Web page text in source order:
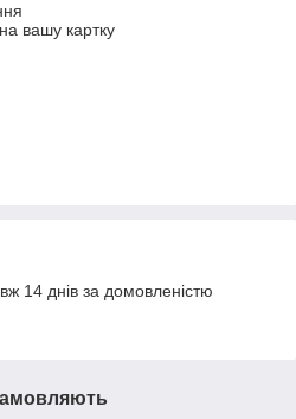
вашу картку
14 днів за домовленістю